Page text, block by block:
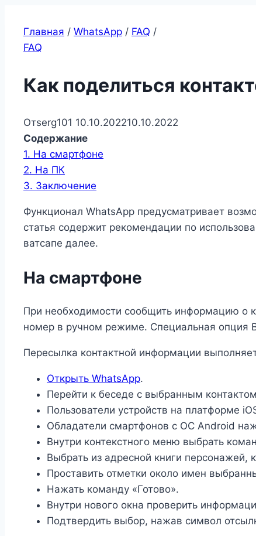
Главная / WhatsApp / FAQ /
FAQ
Как поделиться
Отserg101 10.10.202210.10.2022
Содержание
1. На смартфоне
2. На ПК
3. Заключение
Функционал WhatsApp предусматривает
статья содержит рекомендации по
ватсапе далее.
На смартфоне
При необходимости сообщить информацию о
номер в ручном режиме. Специальная опция
Пересылка контактной информации
Открыть WhatsApp.
Перейти к беседе с выбранным
Пользователи устройств на платформе
Обладатели смартфонов с ОС Android
Внутри контекстного меню выбрать
Выбрать из адресной книги персонажей,
Проставить отметки около имен
Нажать команду «Готово».
Внутри нового окна проверить
Подтвердить выбор, нажав символ